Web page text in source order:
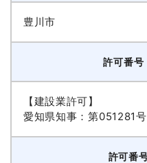
豊川市
許可番号
【建設業許可】
愛知県知事：第051281号
許可番